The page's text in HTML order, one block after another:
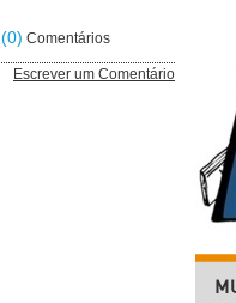
(0) Comentários
Escrever um Comentário